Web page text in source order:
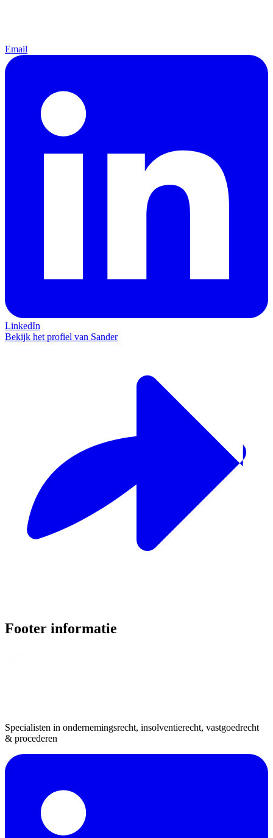
Email
LinkedIn
Bekijk het profiel van Sander
Footer informatie
Specialisten in ondernemingsrecht, insolventierecht, vastgoedrecht
& procederen